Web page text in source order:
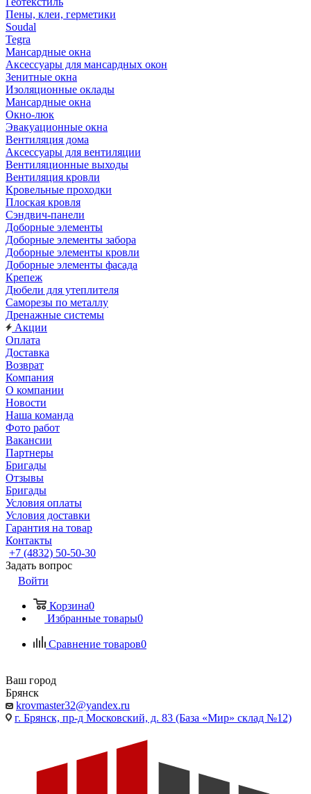
Пены, клеи, герметики
Soudal
Tegra
Мансардные окна
Аксессуары для мансардных окон
Зенитные окна
Изоляционные оклады
Мансардные окна
Окно-люк
Эвакуационные окна
Вентиляция дома
Аксессуары для вентиляции
Вентиляционные выходы
Вентиляция кровли
Кровельные проходки
Плоская кровля
Сэндвич-панели
Доборные элементы
Доборные элементы забора
Доборные элементы кровли
Доборные элементы фасада
Крепеж
Дюбели для утеплителя
Саморезы по металлу
Дренажные системы
Акции
Оплата
Доставка
Возврат
Компания
О компании
Новости
Наша команда
Фото работ
Вакансии
Партнеры
Бригады
Отзывы
Бригады
Условия оплаты
Условия доставки
Гарантия на товар
Контакты
+7 (4832) 50-50-30
Задать вопрос
Войти
Корзина0
Избранные товары0
Сравнение товаров0
Ваш город
Брянск
krovmaster32@yandex.ru
г. Брянск, пр-д Московский, д. 83 (База «Мир» склад №12)